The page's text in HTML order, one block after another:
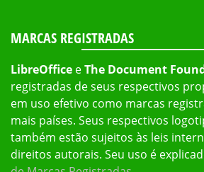
MARCAS REGISTRADAS
LibreOffice eThe Document
registradas de seus respectivos
em uso efetivo como marcas
mais países. Seus respectivos
também estão sujeitos às leis
direitos autorais. Seu uso é